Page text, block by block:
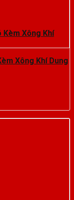
Xông Khí Dung